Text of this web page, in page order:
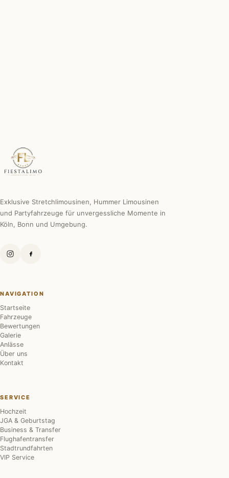
Exklusive Stretchlimousinen, Hummer Limousinen
und Partyfahrzeuge für unvergessliche Momente in
Köln, Bonn und Umgebung.
NAVIGATION
Startseite
Fahrzeuge
Bewertungen
Galerie
Anlässe
Über uns
Kontakt
SERVICE
Hochzeit
JGA & Geburtstag
Business & Transfer
Flughafentransfer
Stadtrundfahrten
VIP Service